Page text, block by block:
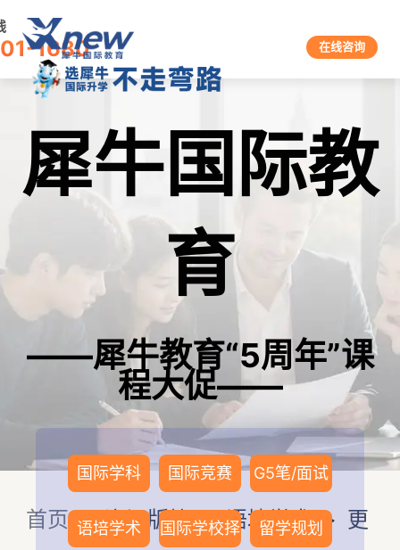
1680 在线咨询
犀牛国际教
育
——犀牛教育“5周年”课
程大促——
国际学科 国际竞赛 G5笔/面试
语培学术
国际学校择
留学规划
首页>资讯版块>语培学术> 更